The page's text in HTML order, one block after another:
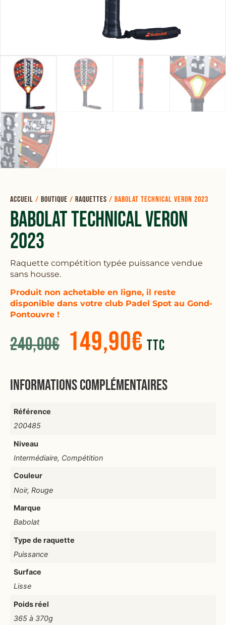
Accueil / Boutique / Raquettes / Babolat Technical Veron 2023
Babolat Technical Veron
2023
Raquette compétition typée puissance vendue
sans housse.
Produit non achetable en ligne, il reste
disponible dans votre club Padel Spot au Gond-
Pontouvre !
240,00€ 149,90€ TTC
Informations complémentaires
Référence
200485
Niveau
Intermédiaire, Compétition
Couleur
Noir, Rouge
Marque
Babolat
Type de raquette
Puissance
Surface
Lisse
Poids réel
365 à 370g